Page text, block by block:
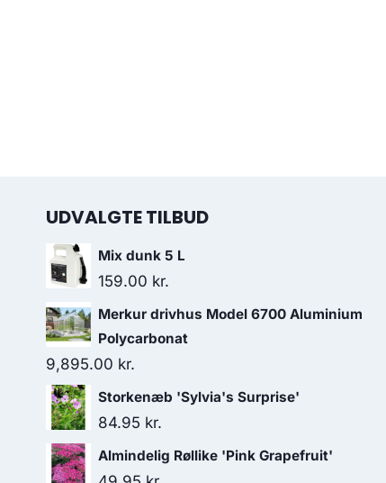
UDVALGTE TILBUD
Mix dunk 5 L
159.00 kr.
Merkur drivhus Model 6700 Aluminium
Polycarbonat
9,895.00 kr.
Storkenæb 'Sylvia's Surprise'
84.95 kr.
Almindelig Røllike 'Pink Grapefruit'